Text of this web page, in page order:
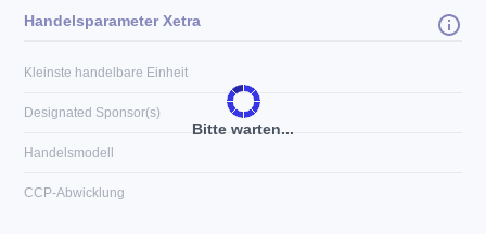
Bitte warten...
Handelsparameter Xetra
Kleinste handelbare Einheit
Designated Sponsor(s)
Handelsmodell
CCP-Abwicklung